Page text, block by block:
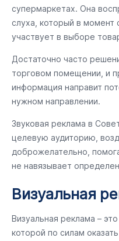
супермаркетах. Она
слуха, который в момент
участвует в выборе
Достаточно часто
торговом помещении, и
информация направит
нужном направлении.
Звуковая реклама в
целевую аудиторию,
доброжелательно,
не навязывает
Визуальная
Визуальная реклама –
которой по силам